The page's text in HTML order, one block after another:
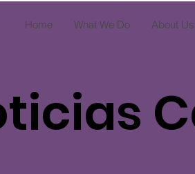
Home What We Do About Us